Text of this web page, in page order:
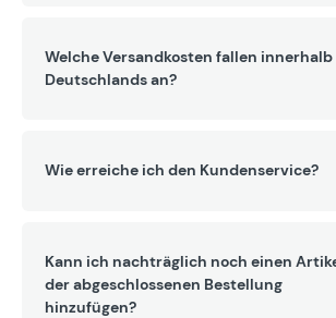
Welche Versandkosten fallen innerhalb
Deutschlands an?
Wie erreiche ich den Kundenservice?
Kann ich nachträglich noch einen
der abgeschlossenen Bestellung
hinzufügen?